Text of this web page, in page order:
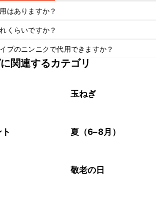
はありますか？
くらいですか？
ピは出来たてをお召し上がりいただくことをお
プのニンニクで代用できますか？
イプのニンニクを使用してもお作りいただけま
関連するカテゴリ
玉ねぎ
夏（6–8月）
敬老の日